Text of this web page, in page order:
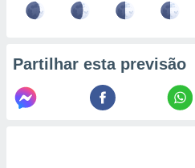
Partilhar esta previsão